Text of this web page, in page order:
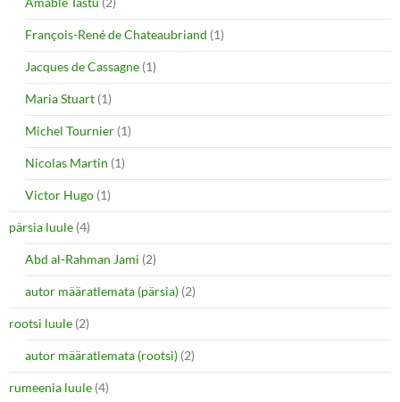
François-René de Chateaubriand (1)
Jacques de Cassagne (1)
Maria Stuart (1)
Michel Tournier (1)
Nicolas Martin (1)
Victor Hugo (1)
pärsia luule (4)
Abd al-Rahman Jami (2)
autor määratlemata (pärsia) (2)
rootsi luule (2)
autor määratlemata (rootsi) (2)
rumeenia luule (4)